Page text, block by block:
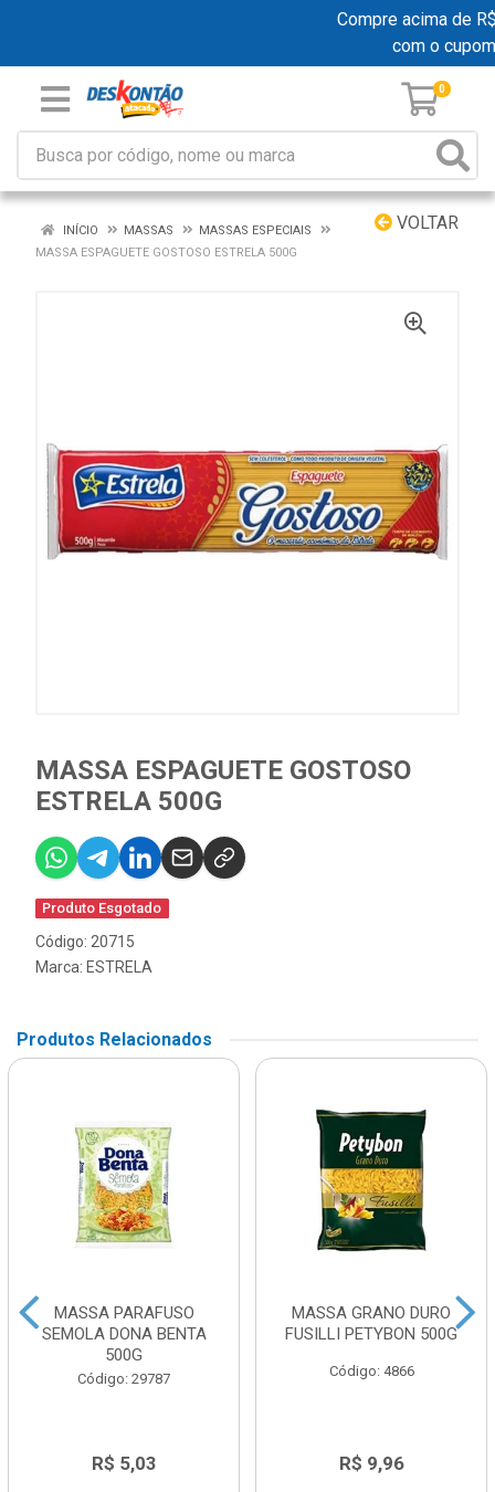
Compre acima de
com o cupom
0
VOLTAR
INÍCIO MASSAS
MASSAS ESPECIAIS
MASSA ESPAGUETE GOSTOSO ESTRELA 500G
MASSA ESPAGUETE GOSTOSO
ESTRELA 500G
Produto Esgotado
Código: 20715
Marca: ESTRELA
Produtos Relacionados
MASSA PARAFUSO
SEMOLA DONA BENTA
500G
Código: 29787
R$ 5,03
MASSA GRANO DURO
FUSILLI PETYBON 500G
Código: 4866
R$ 9,96